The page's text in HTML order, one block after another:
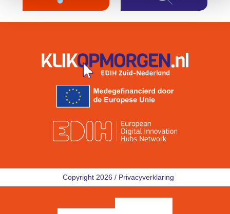
Copyright 2026 / Privacyverklaring